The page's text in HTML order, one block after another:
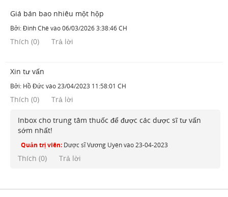
Giá bán bao nhiêu một hộp
Bởi:Đinh Chê vào06/03/2026 3:38:46 CH
Thích (0) Trả lời
Xin tư vấn
Bởi: Hồ Đứcvào23/04/2023 11:58:01 CH
Thích (0) Trả lời
Inbox cho trung tâm thuốc để được các dược sĩ tư vấn
sớm nhất!
Quản trị viên: Dược sĩ Vương Uyênvào23-04-2023
Thích (0) Trả lời